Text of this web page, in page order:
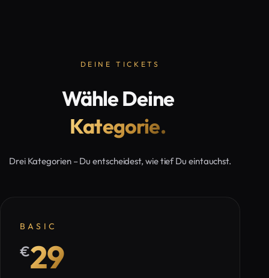
DEINE TICKETS
Wähle Deine
Kategorie.
Drei Kategorien – Du entscheidest, wie tief Du eintauchst.
BASIC
€29